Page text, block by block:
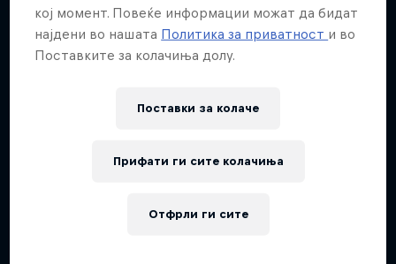
SURFING
2 сезони · 18 епизоди
кој момент. Повеќе информации можат да бидат
најдени во нашата Политика за приватност и во
Поставките за колачиња долу.
Поставки за колачe
Отфрли ги сите
Прифати ги сите колачиња